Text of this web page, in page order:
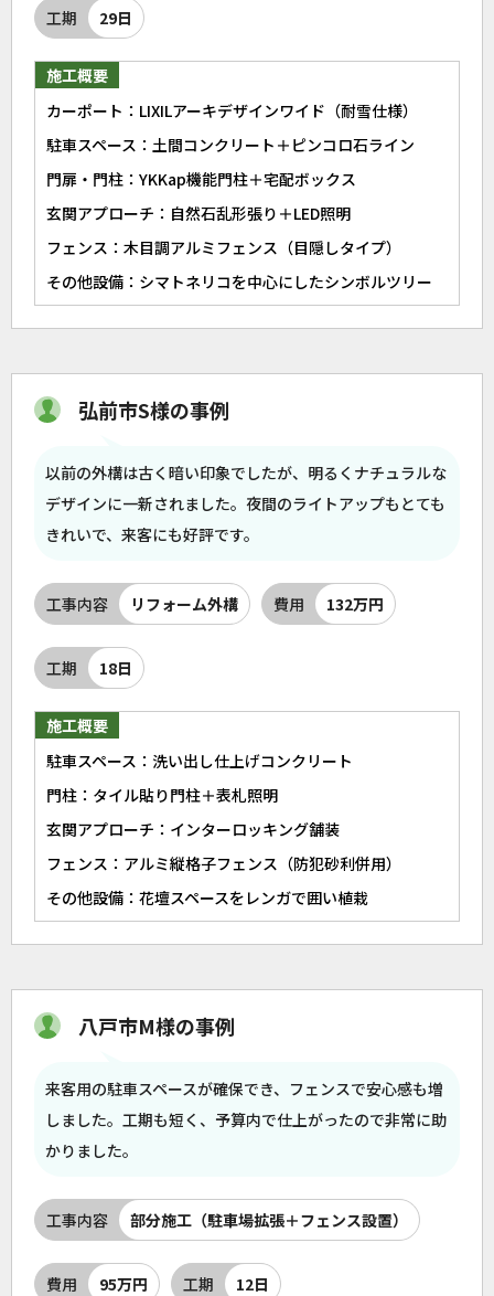
工期 29日
施工概要
カーポート：LIXILアーキデザインワイド（耐雪仕様）
駐車スペース：土間コンクリート＋ピンコロ石ライン
門扉・門柱：YKKap機能門柱＋宅配ボックス
玄関アプローチ：自然石乱形張り＋LED照明
フェンス：木目調アルミフェンス（目隠しタイプ）
その他設備：シマトネリコを中心にしたシンボルツリー
弘前市S様の事例
以前の外構は古く暗い印象でしたが、明るくナチュラルな
デザインに一新されました。夜間のライトアップもとても
きれいで、来客にも好評です。
工事内容 リフォーム外構 費用 132万円
工期 18日
施工概要
駐車スペース：洗い出し仕上げコンクリート
門柱：タイル貼り門柱＋表札照明
玄関アプローチ：インターロッキング舗装
フェンス：アルミ縦格子フェンス（防犯砂利併用）
その他設備：花壇スペースをレンガで囲い植栽
八戸市M様の事例
来客用の駐車スペースが確保でき、フェンスで安心感も増
しました。工期も短く、予算内で仕上がったので非常に助
かりました。
工事内容 部分施工（駐車場拡張＋フェンス設置）
費用 95万円 工期 12日